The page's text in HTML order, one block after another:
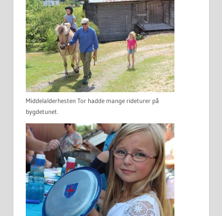
Middelalderhesten Tor hadde mange rideturer på
bygdetunet.